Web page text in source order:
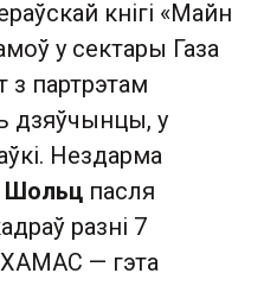
кнігі «Майн
у сектары Газа
партрэтам
дзяўчынцы, у
Нездарма
Шольц пасля
разні 7
— гэта